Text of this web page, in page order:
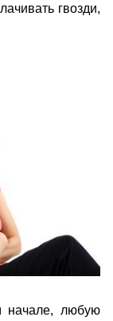
гвозди,
начале, любую